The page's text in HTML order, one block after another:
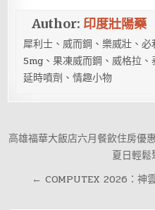
Author: 印度壯陽藥
犀利士、威而鋼、樂威壯、
5mg、果凍威而鋼、威格拉、
延時噴劑、情趣小物
文
高雄福華大飯店六月餐飲住房
夏日輕
← COMPUTEX 2026：神